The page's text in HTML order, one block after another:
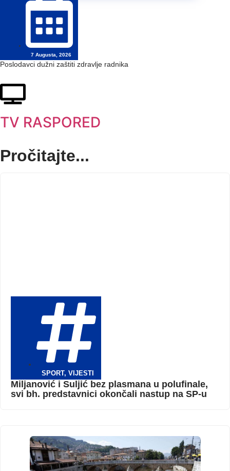
7 Augusta, 2026
Poslodavci dužni zaštiti zdravlje radnika
TV RASPORED
Pročitajte...
SPORT, VIJESTI
Miljanović i Suljić bez plasmana u polufinale,
svi bh. predstavnici okončali nastup na SP-u